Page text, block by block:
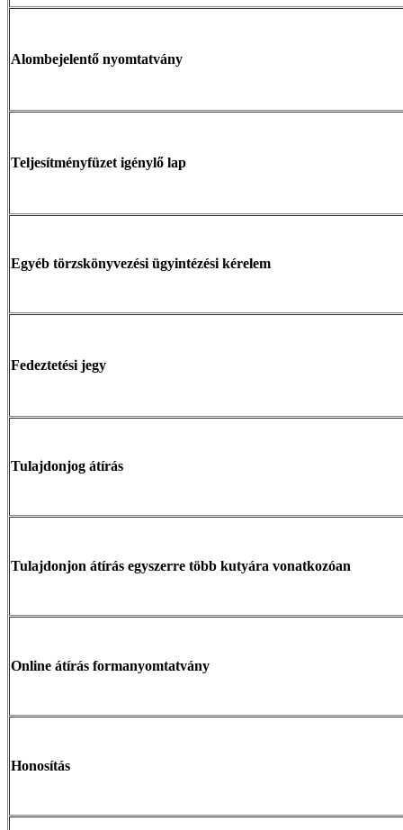
Alombejelentő nyomtatvány
Teljesítményfüzet igénylő lap
Egyéb törzskönyvezési ügyintézési kérelem
Fedeztetési jegy
Tulajdonjog átírás
Tulajdonjon átírás egyszerre több kutyára vonatkozóan
Online átírás formanyomtatvány
Honosítás